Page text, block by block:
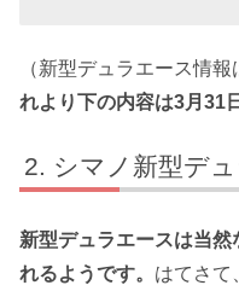
（新型デュラエース情
れより下の内容は3月31
シマノ新型デ
新型デュラエースは当
れるようです。 はてさて